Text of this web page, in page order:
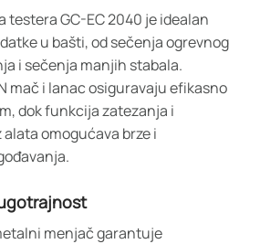
testera GC-EC 2040 je idealan
u bašti, od sečenja ogrevnog
i sečenja manjih stabala.
mač i lanac osiguravaju efikasno
dok funkcija zatezanja i
omogućava brze i
menjač garantuje